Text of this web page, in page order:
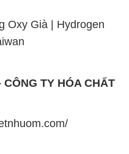
Oxy Già | Hydrogen
TY HÓA CHẤT